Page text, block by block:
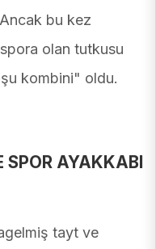
bu kez
olan tutkusu
kombini" oldu.
SPOR AYAKKABI
tayt ve